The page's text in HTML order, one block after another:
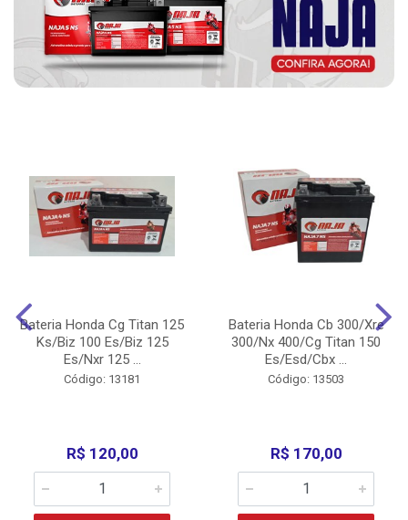
Bateria Honda Cg Titan 125
Ks/Biz 100 Es/Biz 125
Es/Nxr 125 ...
Código: 13181
R$ 120,00
Bateria Honda Cb 300/Xre
300/Nx 400/Cg Titan 150
Es/Esd/Cbx ...
Código: 13503
R$ 170,00